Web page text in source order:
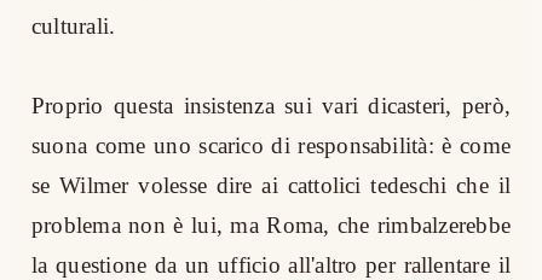
culturali.
Proprio questa insistenza sui vari dicasteri, però,
suona come uno scarico di responsabilità: è come
se Wilmer volesse dire ai cattolici tedeschi che il
problema non è lui, ma Roma, che rimbalzerebbe
la questione da un ufficio all'altro per rallentare il